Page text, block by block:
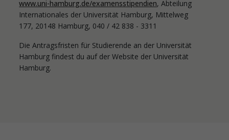
www.uni-hamburg.de/examensstipendien, Abteilung
Internationales der Universität Hamburg, Mittelweg
177, 20148 Hamburg, 040 / 42 838 - 3311
Die Antragsfristen für Studierende an der Universität
Hamburg findest du auf der Website der Universität
Hamburg.